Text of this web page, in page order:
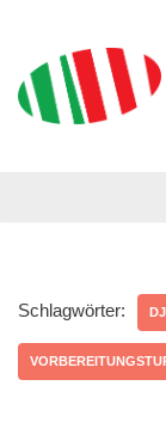
Zum
Inhalt
springen
Schlagwörter: